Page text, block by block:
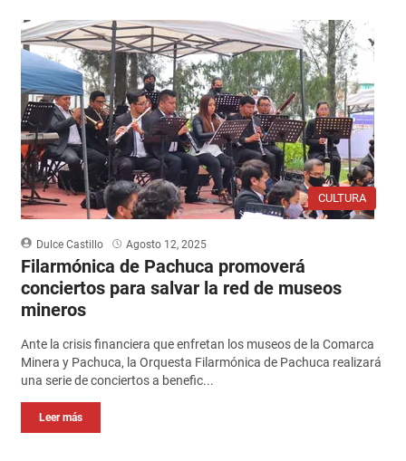
CULTURA
Dulce Castillo Agosto 12, 2025
Filarmónica de Pachuca promoverá
conciertos para salvar la red de museos
mineros
Ante la crisis financiera que enfretan los museos de la Comarca
Minera y Pachuca, la Orquesta Filarmónica de Pachuca realizará
una serie de conciertos a benefic...
Leer más